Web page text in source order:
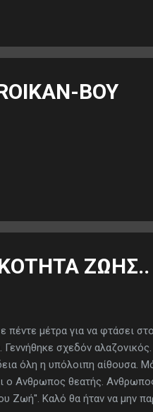
όλους μαζί και με τα
BOY
ΖΩΗΣ..
μέτρα για να φτάσει
Γεννήθηκε σχεδόν
όλη η υπόλοιπη αίθουσα.
ο Ανθρωπος θεατής.
Ζωή''. Καλό θα ήταν να μην